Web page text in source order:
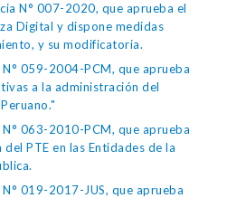
N° 007-2020, que aprueba el
Digital y dispone medidas
y su modificatoria.
059-2004-PCM, que aprueba
a la administración del
063-2010-PCM, que aprueba
PTE en las Entidades de la
019-2017-JUS, que aprueba